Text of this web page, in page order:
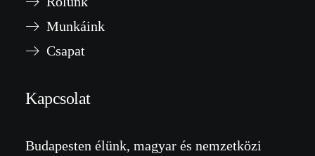
Munkáink
Csapat
Kapcsolat
Budapesten élünk, magyar és nemzetközi